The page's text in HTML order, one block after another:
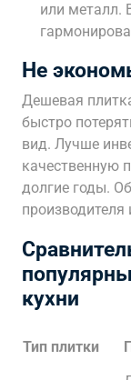
или металл.
Не
Дешевая
быстро
вид. Лучше
качественную
долгие годы.
кухни
Тип плитки